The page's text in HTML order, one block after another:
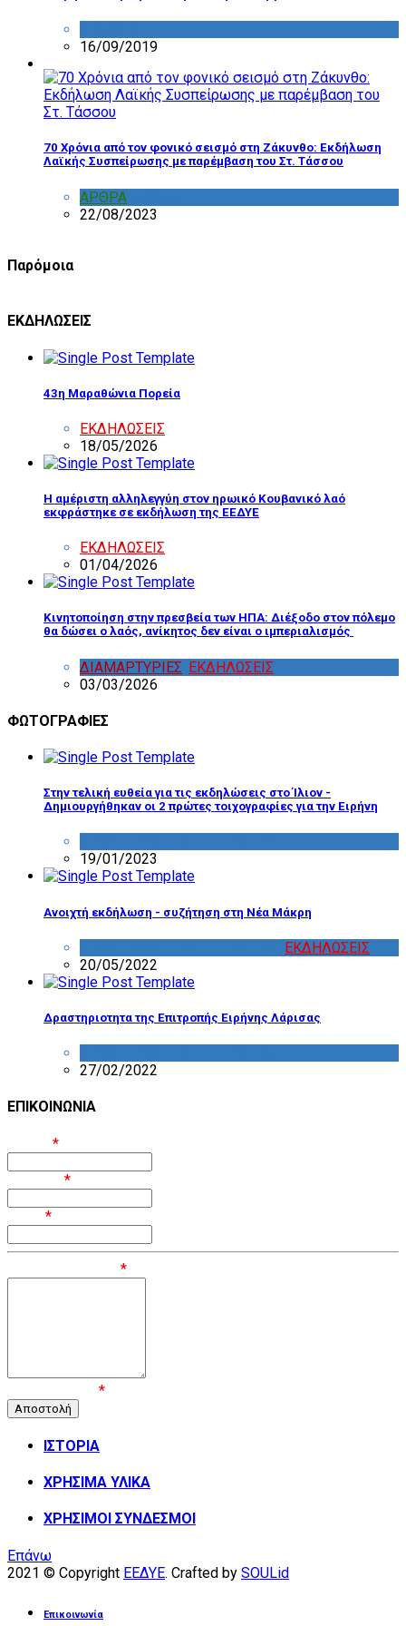
16/09/2019
70 Χρόνια από τον φονικό σεισμό στη Ζάκυνθο: Εκδήλωση
Λαϊκής Συσπείρωσης με παρέμβαση του Στ. Τάσσου
ΑΡΘΡΑ
22/08/2023
Παρόμοια
ΕΚΔΗΛΩΣΕΙΣ
43η Μαραθώνια Πορεία
ΕΚΔΗΛΩΣΕΙΣ
18/05/2026
Η αμέριστη αλληλεγγύη στον ηρωικό Κουβανικό λαό
εκφράστηκε σε εκδήλωση της ΕΕΔΥΕ
ΕΚΔΗΛΩΣΕΙΣ
01/04/2026
Κινητοποίηση στην πρεσβεία των ΗΠΑ: Διέξοδο στον πόλεμο
θα δώσει ο λαός, ανίκητος δεν είναι ο ιμπεριαλισμός
ΔΙΑΜΑΡΤΥΡΙΕΣ ΕΚΔΗΛΩΣΕΙΣ
03/03/2026
ΦΩΤΟΓΡΑΦΙΕΣ
Στην τελική ευθεία για τις εκδηλώσεις στο Ίλιον -
Δημιουργήθηκαν οι 2 πρώτες τοιχογραφίες για την Ειρήνη
19/01/2023
Ανοιχτή εκδήλωση - συζήτηση στη Νέα Μάκρη
ΕΚΔΗΛΩΣΕΙΣ
20/05/2022
Δραστηριοτητα της Επιτροπής Ειρήνης Λάρισας
27/02/2022
ΕΠΙΚΟΙΝΩΝΙΑ
*
*
*
*
*
ΙΣΤΟΡΙΑ
ΧΡΗΣΙΜΑ ΥΛΙΚΑ
ΧΡΗΣΙΜΟΙ ΣΥΝΔΕΣΜΟΙ
Επάνω
2021 © Copyright ΕΕΔΥΕ. Crafted by SOULid
Επικοινωνία